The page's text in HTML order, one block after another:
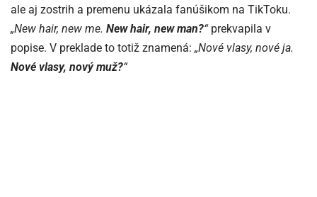
ale aj zostrih a premenu ukázala fanúšikom na TikToku.
„New hair, new me. New hair, new man?“prekvapila v
popise. V preklade to totiž znamená: „Nové vlasy, nové ja.
Nové vlasy, nový muž?“